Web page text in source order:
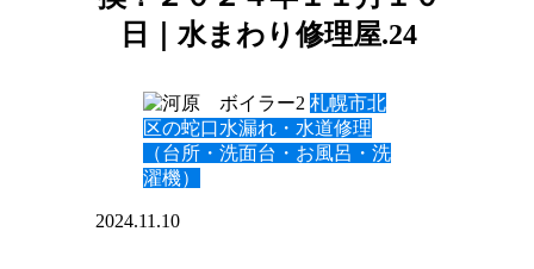
日｜水まわり修理屋.24
札幌市北
区の蛇口水漏れ・水道修理
（台所・洗面台・お風呂・洗
濯機）
2024.11.10